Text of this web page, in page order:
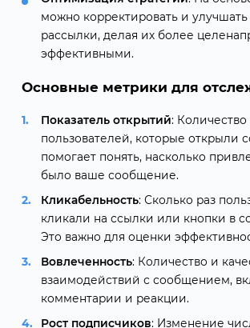
можно корректировать и
рассылки, делая их более
эффективными.
Основные метрики для
Показатель открытий: Количество
пользователей, которые открыли
помогает понять, насколько
было ваше сообщение.
Кликабельность: Сколько раз
кликали на ссылки или кнопки в
Это важно для оценки
Вовлеченность: Количество и
взаимодействий с сообщением,
комментарии и реакции.
Рост подписчиков: Изменение